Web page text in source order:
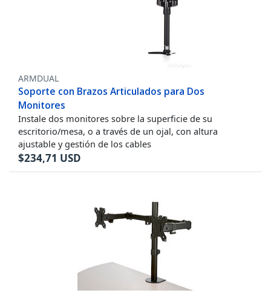
ARMDUAL
Soporte con Brazos Articulados para Dos
Monitores
Instale dos monitores sobre la superficie de su
escritorio/mesa, o a través de un ojal, con altura
ajustable y gestión de los cables
$234,71 USD